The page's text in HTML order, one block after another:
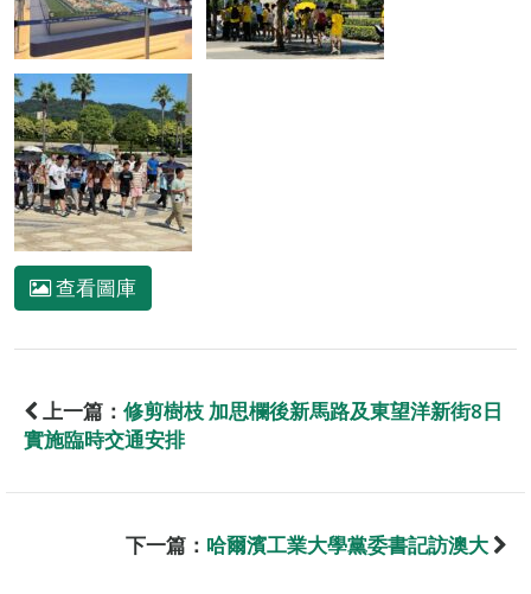
查看圖庫
上一篇： 修剪樹枝 加思欄後新馬路及東望洋新街8日
實施臨時交通安排
下一篇： 哈爾濱工業大學黨委書記訪澳大